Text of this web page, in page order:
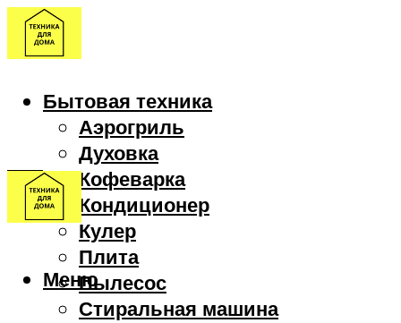
Бытовая техника
Аэрогриль
Духовка
Кофеварка
Кондиционер
Кулер
Плита
Пылесос
Стиральная машина
Меню